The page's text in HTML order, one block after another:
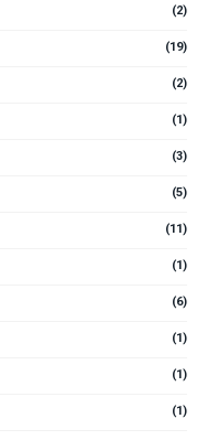
(2)
(19)
(2)
(1)
(3)
(5)
(11)
(1)
(6)
(1)
(1)
(1)